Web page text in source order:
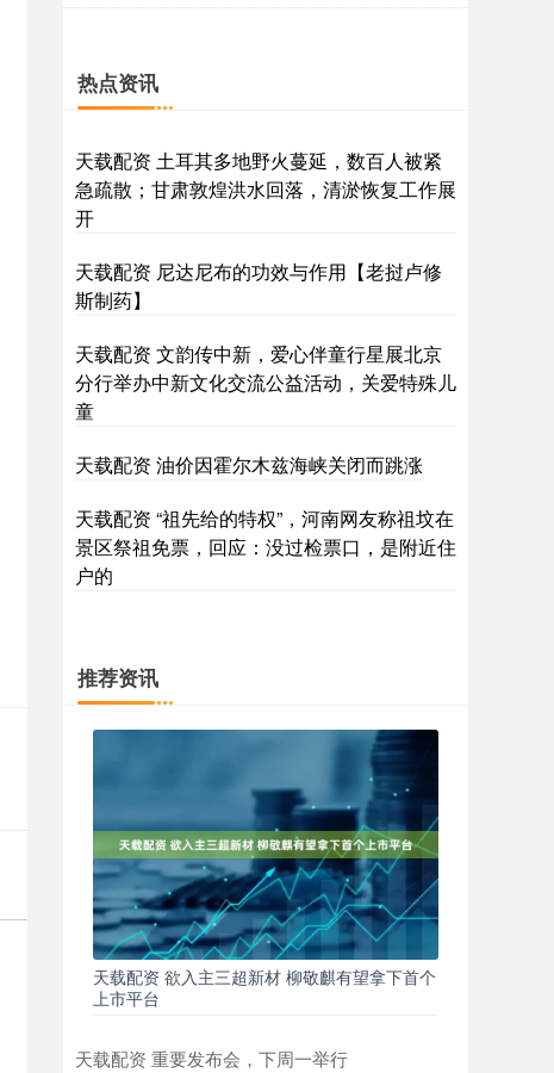
热点资讯
天载配资 土耳其多地野火蔓延，数百人被紧
急疏散；甘肃敦煌洪水回落，清淤恢复工作展
开
天载配资 尼达尼布的功效与作用【老挝卢修
斯制药】
天载配资 文韵传中新，爱心伴童行星展北京
分行举办中新文化交流公益活动，关爱特殊儿
童
天载配资 油价因霍尔木兹海峡关闭而跳涨
天载配资 “祖先给的特权”，河南网友称祖坟在
景区祭祖免票，回应：没过检票口，是附近住
户的
推荐资讯
天载配资 欲入主三超新材 柳敬麒有望拿下首个
上市平台
天载配资 重要发布会，下周一举行